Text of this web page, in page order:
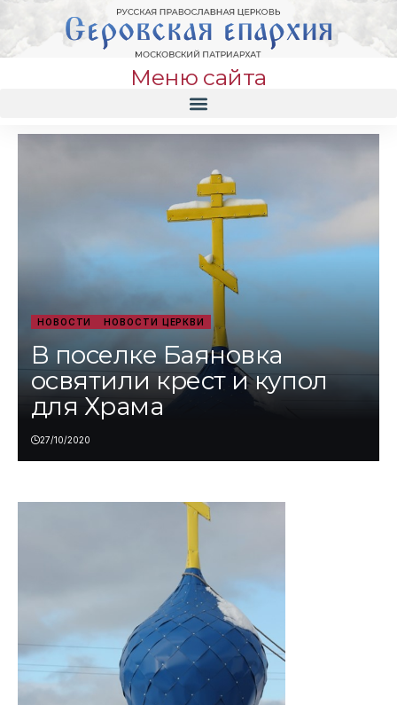
Меню сайта
НОВОСТИ НОВОСТИ ЦЕРКВИ
В поселке Баяновка
освятили крест и купол
для Храма
27/10/2020